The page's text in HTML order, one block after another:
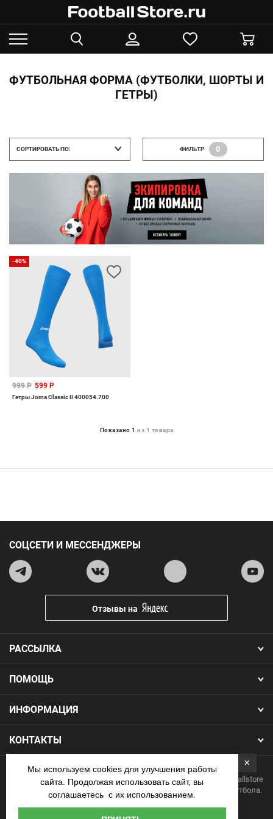
ФУТБОЛЬНАЯ ФОРМА (ФУТБОЛКИ, ШОРТЫ И
ГЕТРЫ)
СОРТИРОВАТЬ ПО: ФИЛЬТР 0
-40%
999 Р 599 Р
Гетры Joma Classic II 400054.700
Показано 1 из 1 товара
ПОМОЩЬ
ИНФОРМАЦИЯ
КОНТАКТЫ
РАССЫЛКА
СОЦСЕТИ И МЕССЕНДЖЕРЫ
Отзывы на
Copyright 2026.Все права защищены. Интернет-магазин Footballstore
— продажа футбольной формы, бутс, мячей и одежды для футбола.
×
Мы используем cookies для улучшения работы
сайта. Продолжая использовать сайт, вы
соглашаетесь с их использованием.